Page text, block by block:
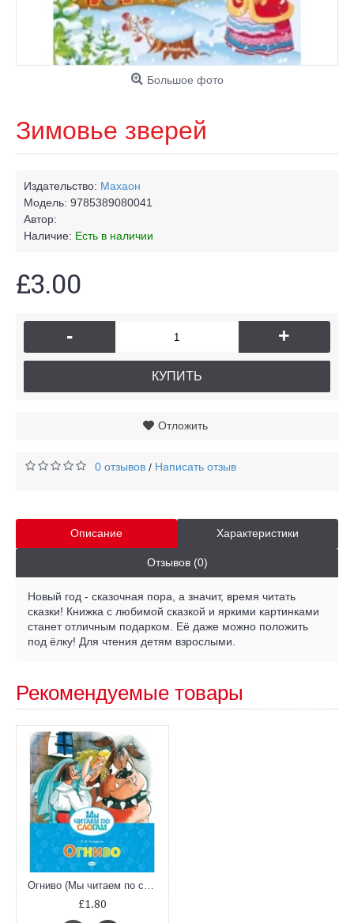
Большое фото
Зимовье зверей
Издательство: Махаон
Модель: 9785389080041
Автор:
Наличие: Есть в наличии
£3.00
- +
КУПИТЬ
Отложить
0 отзывов / Написать отзыв
Описание Характеристики
Отзывов (0)
Новый год - сказочная пора, а значит, время читать
сказки! Книжка с любимой сказкой и яркими картинками
станет отличным подарком. Её даже можно положить
под ёлку! Для чтения детям взрослыми.
Рекомендуемые товары
Огниво (Мы читаем по слогам)
£1.80